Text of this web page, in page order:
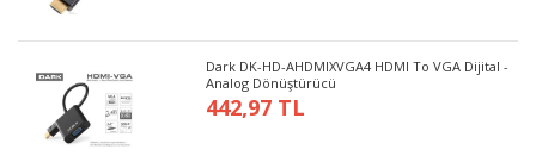
Dark DK-HD-AHDMIXVGA4 HDMI To VGA Dijital -
Analog Dönüştürücü
442,97 TL